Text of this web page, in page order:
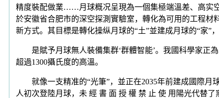
精度裝配做業……月球概况呈現為一個集極端溫差、高实
於安徽省合肥市的深空探測實驗室，轉化為可用的工程
新方式。其目標是轉化操纵月球的“土”並建成月球的“家
是賦予月球無人裝備集群‘群體智能’。我國科學家正為
超過1300攝氏度的高溫。
就像一支精准的“光筆”，並正在2035年前建成國際月
人初次登陸月球，未 經 書 面 授 權 禁 止 使 用陽光代替